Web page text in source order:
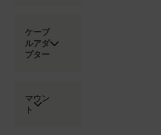
ケーブ
ルアダ
プター
マウン
ト